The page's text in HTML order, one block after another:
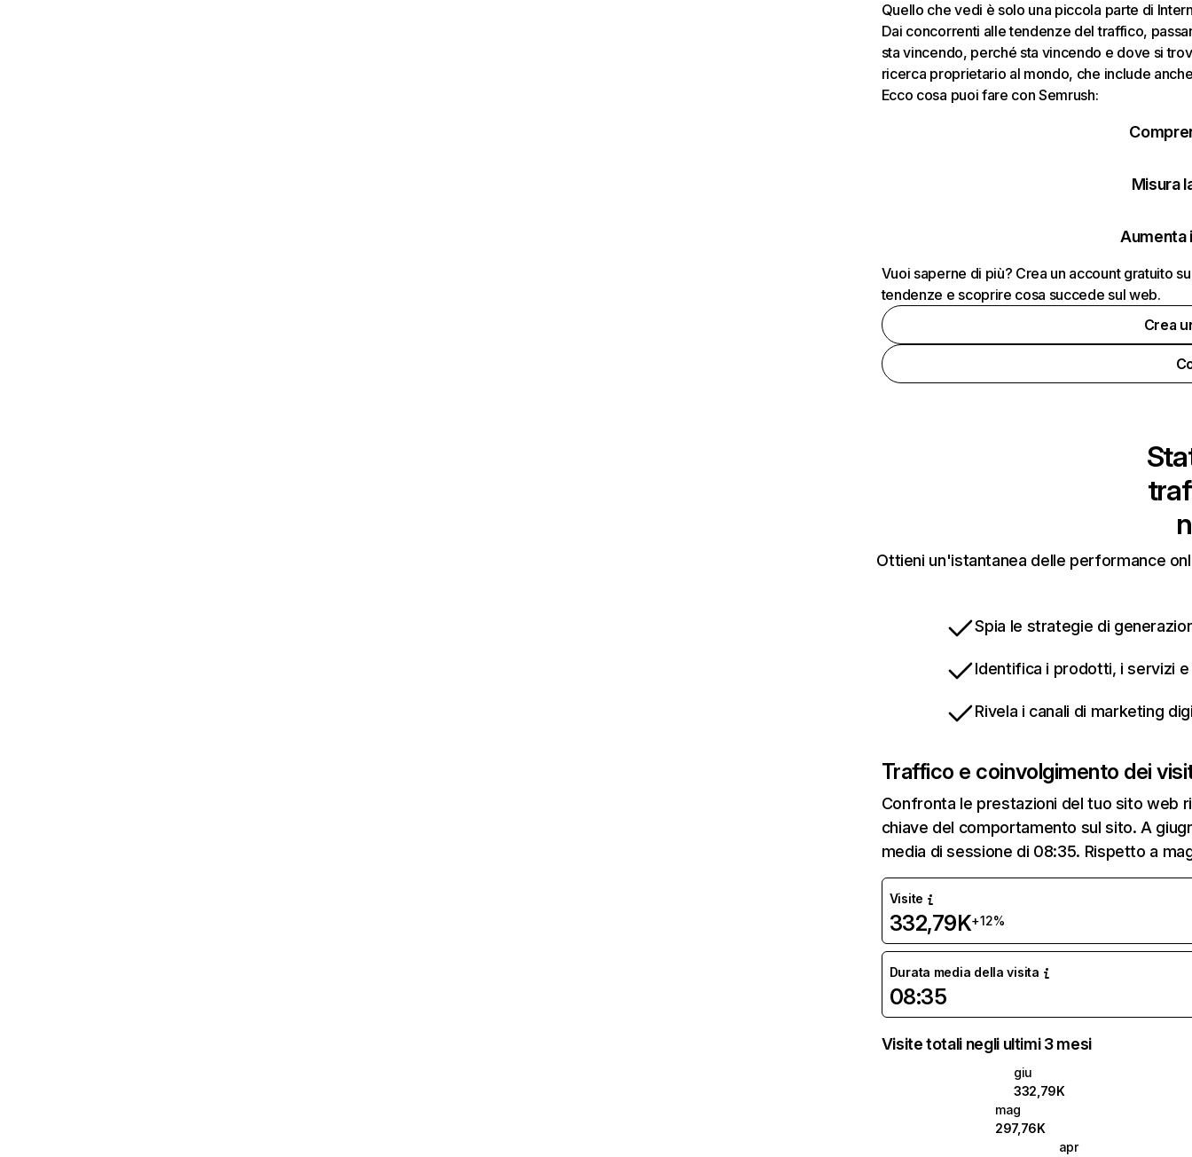
Quello che vedi è solo una piccola parte di
Dai concorrenti alle tendenze del traffico,
sta vincendo, perché sta vincendo e dove si
ricerca proprietario al mondo, che include
Ecco cosa puoi fare con Semrush:
Misura
Aumenta
Vuoi saperne di più? Crea un account gratuito
tendenze e scoprire cosa succede sul web.
Crea
Ottieni un'istantanea delle performance
Spia le strategie di
Identifica i prodotti, i servizi
Rivela i canali di marketing
Traffico e coinvolgimento dei
Confronta le prestazioni del tuo sito web
chiave del comportamento sul sito. A
media di sessione di 08:35. Rispetto a
Visite
332,79K+12%
Durata media della visita
08:35
Visite totali negli ultimi 3 mesi
giu
332,79K
mag
297,76K
apr